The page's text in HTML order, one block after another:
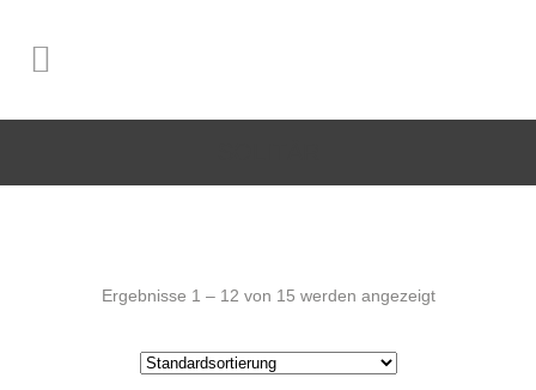
Ergebnisse 1 – 12 von 15 werden angezeigt